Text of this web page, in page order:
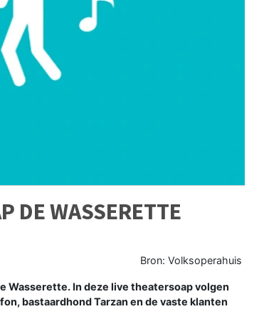
DE WASSERETTE
Bron: Volksoperahuis
Wasserette. In deze live theatersoap volgen
bastaardhond Tarzan en de vaste klanten